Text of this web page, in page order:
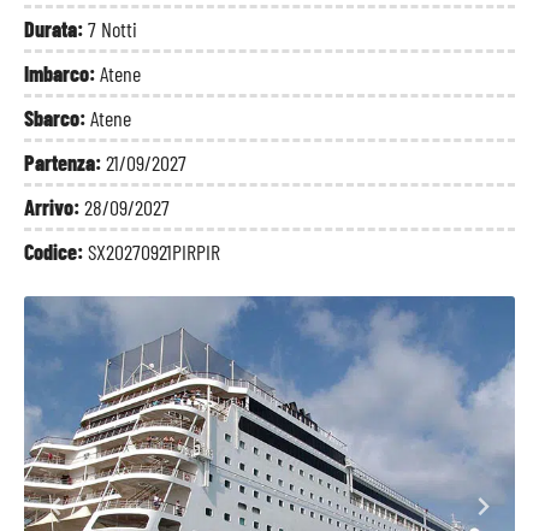
Durata:7 Notti
Imbarco:Atene
Sbarco:Atene
Partenza:21/09/2027
Arrivo:28/09/2027
Codice:SX20270921PIRPIR